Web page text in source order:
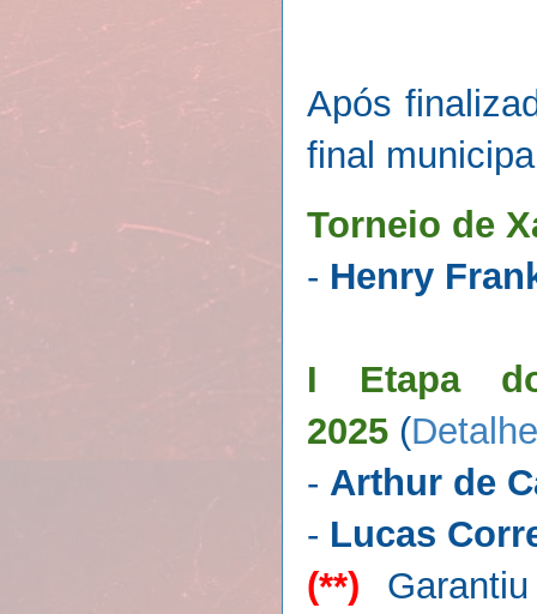
Após
final
Torneio de
- Henry
I Etapa
2025 (
- Arthur de
- Lucas
(**)